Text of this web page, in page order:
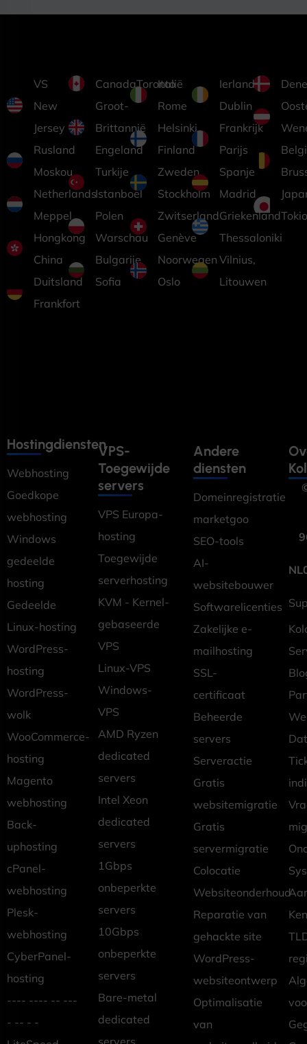
VS
New
Jersey
Rusland
Moskou
Netherlands
Meppel
Hongkong
China
Duitsland
Frankfort
CanadaToronto
Groot-
Brittannië
Engeland
Turkije
Istanboel
Polen
Warschau
Bulgarije
Sofia
Italië
Rome
Helsinki,
Finland
Zweden
Stockholm
Zwitserland
Genève
Noorwegen
Oslo
Ierland
Dublin
Frankrijk
Parijs
Spanje
Madrid
Griekenland
Thessaloniki
Vilnius,
Litouwen
Tokio
Hostingdiensten
Webhosting
Goedkope
webhosting
Windows
gedeelde
hosting
Gedeelde
Linux-hosting
WordPress-
hosting
WordPress-
wolk
WooCommerce-
hosting
Magento
webhosting
Back-
uphosting
cPanel-
webhosting
Plesk-
webhosting
CyberPanel-
hosting
---- ---- -- ---
- -- - -
VPS-
Toegewijde
servers
VPS Europa-
hosting
Toegewijde
serverhosting
KVM - Kernel-
gebaseerde
VPS
Linux-VPS
Windows-
VPS
AMD Ryzen
dedicated
servers
Intel Xeon
dedicated
servers
1Gbps
onbeperkte
servers
10Gbps
onbeperkte
servers
Bare-metal
dedicated
servers
Andere
diensten
Domeinregistratie
marketgoo
SEO-tools
AI-
websitebouwer
Softwarelicenties
Zakelijke e-
mailhosting
SSL-
certificaat
Beheerde
servers
Serveractie
Gratis
websitemigratie
Gratis
servermigratie
Colocatie
Websiteonderhoud
Reparatie van
gehackte site
WordPress-
websiteontwerp
Optimalisatie
van